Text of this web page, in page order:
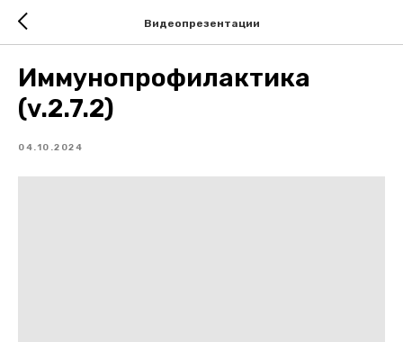
Видеопрезентации
Иммунопрофилактика
(v.2.7.2)
04.10.2024